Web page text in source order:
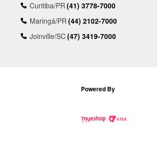
Curitiba/PR(41) 3778-7000
Maringá/PR(44) 2102-7000
Joinville/SC(47) 3419-7000
Powered By